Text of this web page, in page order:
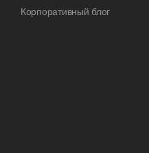
Корпоративный блог